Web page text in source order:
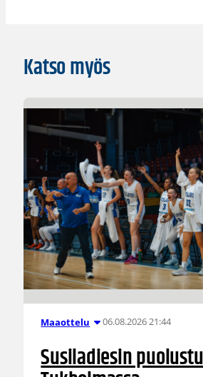
Katso myös
Maaottelu 06.08.2026 21:44
Susiladiesin